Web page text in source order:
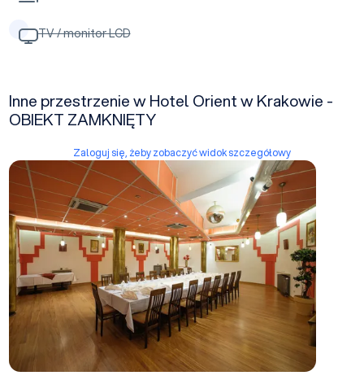
TV / monitor LCD
Inne przestrzenie w Hotel Orient w Krakowie -
OBIEKT ZAMKNIĘTY
Zaloguj się, żeby zobaczyć widok szczegółowy
Sala Kair